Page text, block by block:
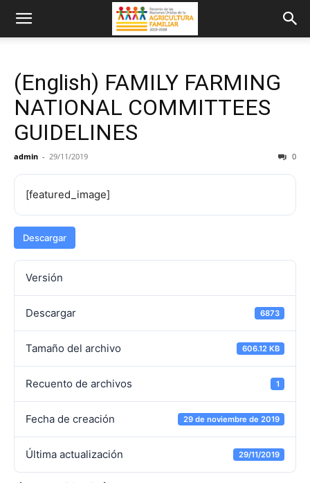
(English) FAMILY FARMING
NATIONAL COMMITTEES
GUIDELINES
admin - 29/11/2019 0
[featured_image]
Descargar
Versión
Descargar 6873
Tamaño del archivo 606.12 KB
Recuento de archivos 1
Fecha de creación 29 de noviembre de 2019
Última actualización 29/11/2019